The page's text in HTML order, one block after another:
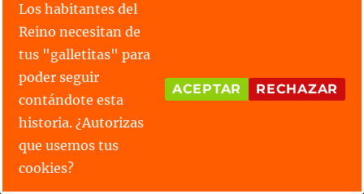
—Debemos partir —corrigió ella, la voz quebrada
pero resuelta—. Esto se va a convertir en una
ratonera. Nos reagruparemos en Instántalor con
Elora y el ejército de la flota pirata.
Hilario asintió sin añadir palabra. Mientras los
soldados recogían con premura sus pertrechos,
Lady Tilaria volvió la vista una última vez hacia las
Los habitantes del
Reino necesitan de
tus "galletitas" para
poder seguir
contándote esta
historia. ¿Autorizas
que usemos tus
cookies?
ACEPTAR RECHAZAR